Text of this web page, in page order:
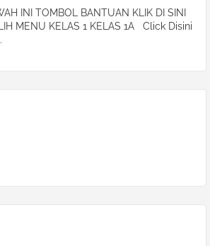
INI TOMBOL BANTUAN KLIK DI SINI
MENU KELAS 1 KELAS 1A Click Disini